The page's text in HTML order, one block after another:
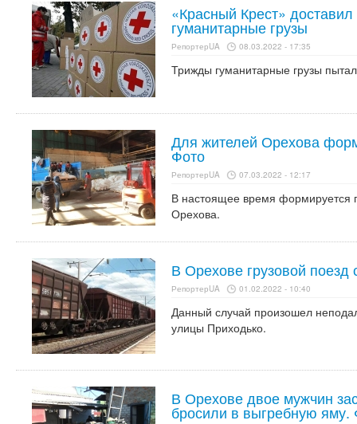
«Красный Крест»
гуманитарные грузы
РепортерUA 08.03.2022 - 17:35
Трижды гуманитарные грузы
Для жителей Орехова
Фото
РепортерUA 07.03.2022 - 12:17
В настоящее время формируется
Орехова.
В Орехове грузовой поезд
РепортерUA 01.02.2022 - 10:40
Данный случай произошел
улицы Приходько.
В Орехове двое мужчин
бросили в выгребную